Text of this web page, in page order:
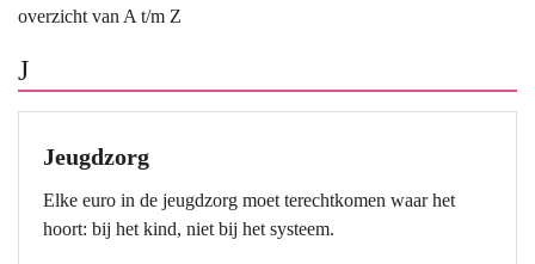
overzicht van A t/m Z
J
Jeugdzorg
Elke euro in de jeugdzorg moet terechtkomen waar het
hoort: bij het kind, niet bij het systeem.